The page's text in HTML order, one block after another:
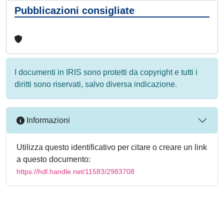
Pubblicazioni consigliate
I documenti in IRIS sono protetti da copyright e tutti i
diritti sono riservati, salvo diversa indicazione.
Informazioni
Utilizza questo identificativo per citare o creare un link
a questo documento:
https://hdl.handle.net/11583/2983708